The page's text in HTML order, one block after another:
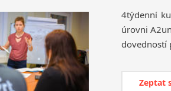
4týdenní
úrovni
Zeptat